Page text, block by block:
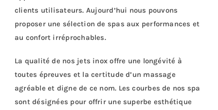
clients utilisateurs. Aujourd’hui nous pouvons
proposer une sélection de spas aux performances et
au confort irréprochables.
La qualité de nos jets inox offre une longévité à
toutes épreuves et la certitude d’un massage
agréable et digne de ce nom. Les courbes de nos spa
sont désignées pour offrir une superbe esthétique